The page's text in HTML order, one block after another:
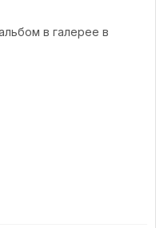
в галерее в